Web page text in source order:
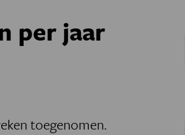
per jaar
toegenomen.